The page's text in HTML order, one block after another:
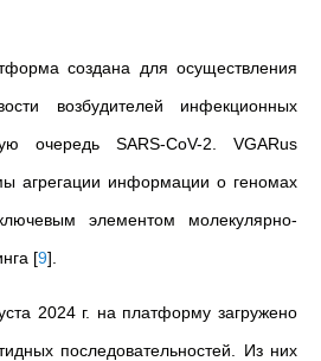
создана для осуществления
возбудителей инфекционных
очередь SARS-CoV-2. VGARus
агрегации информации о геномах
элементом молекулярно-
[9]
2024 г. на платформу загружено
последовательностей. Из них